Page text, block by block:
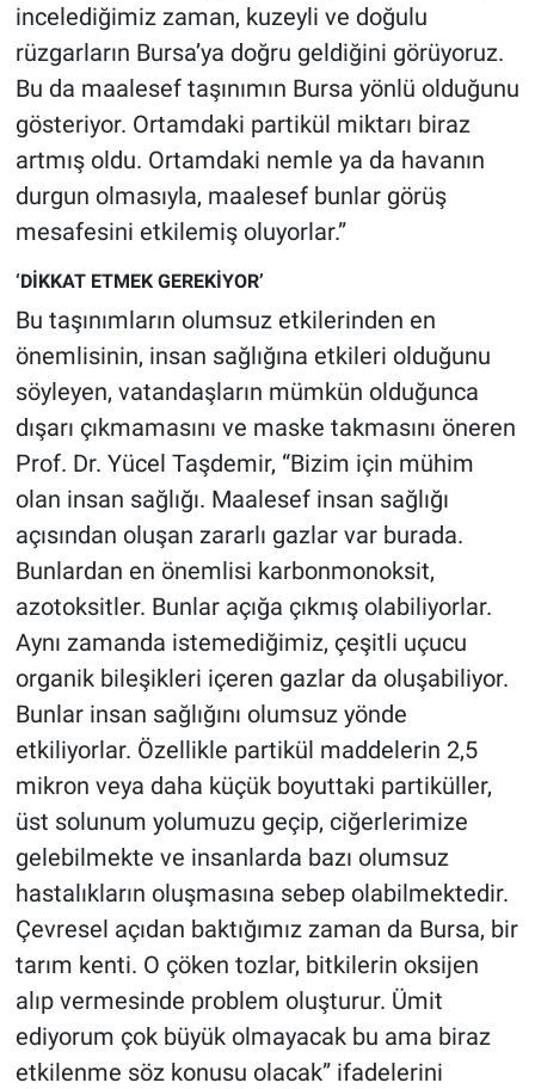
incelediğimiz zaman, kuzeyli ve doğulu
rüzgarların Bursa’ya doğru geldiğini görüyoruz.
Bu da maalesef taşınımın Bursa yönlü olduğunu
gösteriyor. Ortamdaki partikül miktarı biraz
artmış oldu. Ortamdaki nemle ya da havanın
durgun olmasıyla, maalesef bunlar görüş
mesafesini etkilemiş oluyorlar.”
‘DİKKAT ETMEK GEREKİYOR’
Bu taşınımların olumsuz etkilerinden en
önemlisinin, insan sağlığına etkileri olduğunu
söyleyen, vatandaşların mümkün olduğunca
dışarı çıkmamasını ve maske takmasını öneren
Prof. Dr. Yücel Taşdemir, “Bizim için mühim
olan insan sağlığı. Maalesef insan sağlığı
açısından oluşan zararlı gazlar var burada.
Bunlardan en önemlisi karbonmonoksit,
azotoksitler. Bunlar açığa çıkmış olabiliyorlar.
Aynı zamanda istemediğimiz, çeşitli uçucu
organik bileşikleri içeren gazlar da oluşabiliyor.
Bunlar insan sağlığını olumsuz yönde
etkiliyorlar. Özellikle partikül maddelerin 2,5
mikron veya daha küçük boyuttaki partiküller,
üst solunum yolumuzu geçip, ciğerlerimize
gelebilmekte ve insanlarda bazı olumsuz
hastalıkların oluşmasına sebep olabilmektedir.
Çevresel açıdan baktığımız zaman da Bursa, bir
tarım kenti. O çöken tozlar, bitkilerin oksijen
alıp vermesinde problem oluşturur. Ümit
ediyorum çok büyük olmayacak bu ama biraz
etkilenme söz konusu olacak” ifadelerini